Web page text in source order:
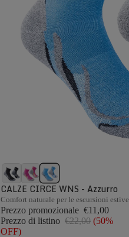
CALZE CIRCE WNS - Azzurro
Comfort naturale per le escursioni estive
Prezzo promozionale €11,00
Prezzo di listino €22,00 (50%
OFF)